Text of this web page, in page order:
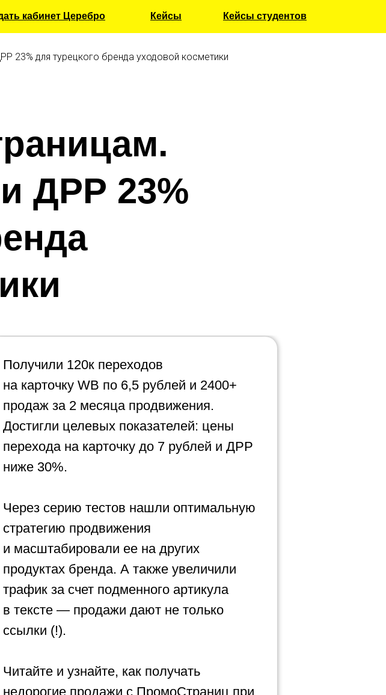
кабинет Церебро Кейсы Кейсы студентов
23% для турецкого бренда уходовой косметики
ДРР 23%
Получили 120к переходов
на карточку WB по 6,5 рублей и 2400+
продаж за 2 месяца продвижения.
Достигли целевых показателей: цены
перехода на карточку до 7 рублей и ДРР
ниже 30%.
Через серию тестов нашли оптимальную
стратегию продвижения
и масштабировали ее на других
продуктах бренда. А также увеличили
трафик за счет подменного артикула
в тексте — продажи дают не только
ссылки (!).
Читайте и узнайте, как получать
недорогие продажи с ПромоСтраниц при